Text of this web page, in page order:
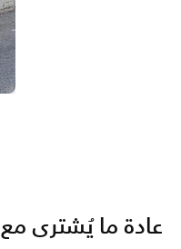
عادة ما يُشترى مع